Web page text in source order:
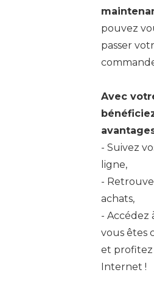
pouvez
passer
Avec
- Suivez
ligne,
-
achats,
- Accédez
vous êtes
et profitez
Internet !